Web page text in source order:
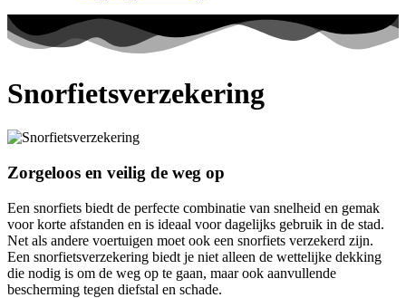
Snorfietsverzekering
Zorgeloos en veilig de weg op
Een snorfiets biedt de perfecte combinatie van snelheid en gemak
voor korte afstanden en is ideaal voor dagelijks gebruik in de stad.
Net als andere voertuigen moet ook een snorfiets verzekerd zijn.
Een snorfietsverzekering biedt je niet alleen de wettelijke dekking
die nodig is om de weg op te gaan, maar ook aanvullende
bescherming tegen diefstal en schade.